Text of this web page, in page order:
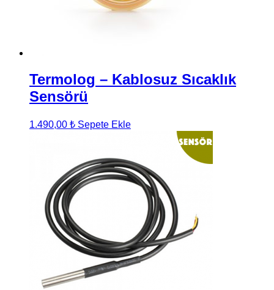
Termolog – Kablosuz Sıcaklık
Sensörü
1.490,00 ₺ Sepete Ekle